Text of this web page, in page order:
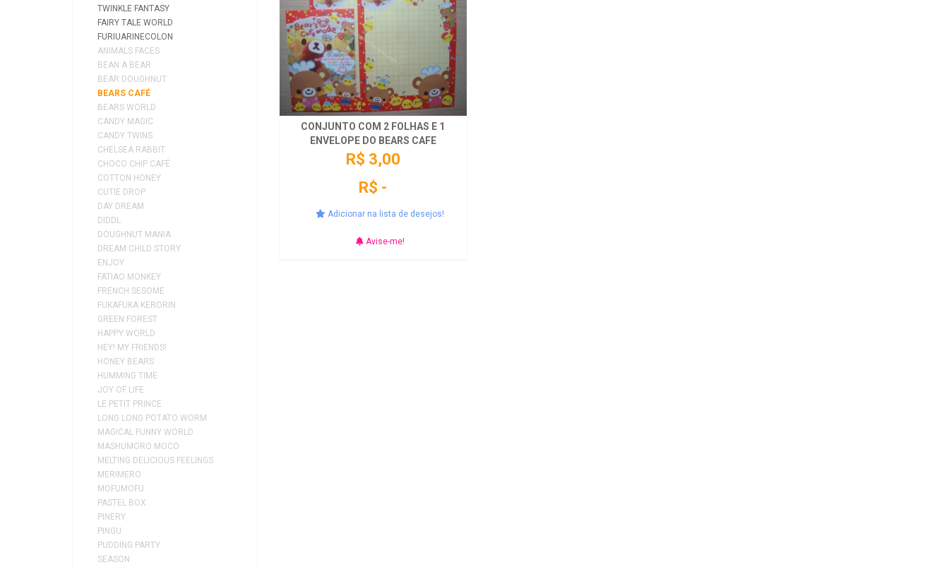
TWINKLE FANTASY
FAIRY TALE WORLD
FURIUARINECOLON
ANIMALS FACES
BEAN A BEAR
BEAR DOUGHNUT
BEARS CAFÉ
BEARS WORLD
CANDY MAGIC
CANDY TWINS
CHELSEA RABBIT
CHOCO CHIP CAFÉ
COTTON HONEY
CUTIE DROP
DAY DREAM
DIDDL
DOUGHNUT MANIA
DREAM CHILD STORY
ENJOY
FATIAO MONKEY
FRENCH SESOME
FUKAFUKA KERORIN
GREEN FOREST
HAPPY WORLD
HEY! MY FRIENDS!
HONEY BEARS
HUMMING TIME
JOY OF LIFE
LE PETIT PRINCE
LONG LONG POTATO WORM
MAGICAL FUNNY WORLD
MASHUMORO MOCO
MELTING DELICIOUS FEELINGS
MERIMERO
MOFUMOFU
PASTEL BOX
PINERY
PINGU
PUDDING PARTY
SEASON
CONJUNTO COM 2 FOLHAS E 1
ENVELOPE DO BEARS CAFE
R$ 3,00
R$ -
Adicionar na lista de desejos!
Avise-me!